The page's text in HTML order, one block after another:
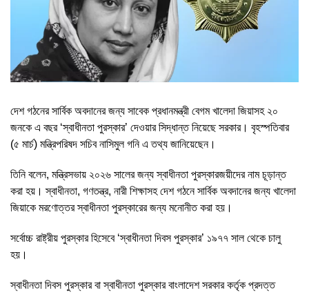
দেশ গঠনের সার্বিক অবদানের জন্য সাবেক প্রধানমন্ত্রী বেগম খালেদা জিয়াসহ ২০
জনকে এ বছর ‘স্বাধীনতা পুরস্কার’ দেওয়ার সিদ্ধান্ত নিয়েছে সরকার। বৃহস্পতিবার
(৫ মার্চ) মন্ত্রিপরিষদ সচিব নাসিমুল গনি এ তথ্য জানিয়েছেন।
তিনি বলেন, মন্ত্রিসভায় ২০২৬ সালের জন্য স্বাধীনতা পুরস্কারজয়ীদের নাম চূড়ান্ত
করা হয়। স্বাধীনতা, গণতন্ত্র, নারী শিক্ষাসহ দেশ গঠনে সার্বিক অবদানের জন্য খালেদা
জিয়াকে মরণোত্তর স্বাধীনতা পুরস্কারের জন্য মনোনীত করা হয়।
সর্বোচ্চ রাষ্ট্রীয় পুরস্কার হিসেবে ‘স্বাধীনতা দিবস পুরস্কার’ ১৯৭৭ সাল থেকে চালু
হয়।
স্বাধীনতা দিবস পুরস্কার বা স্বাধীনতা পুরস্কার বাংলাদেশ সরকার কর্তৃক প্রদত্ত